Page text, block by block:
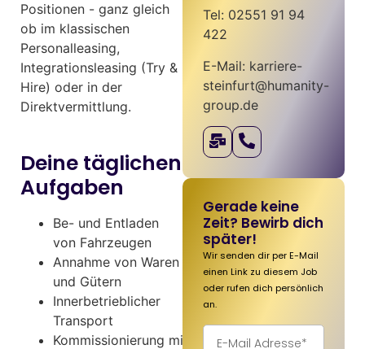
Positionen - ganz gleich
ob im klassischen
Personalleasing,
Integrationsleasing (Try &
Hire) oder in der
Direktvermittlung.
Deine täglichen
Aufgaben
Be- und Entladen
von Fahrzeugen
Annahme von Waren
und Gütern
Innerbetrieblicher
Transport
Kommissionierung mittels
Tel: 02551 91 94
422
E-Mail: karriere-
steinfurt@humanity-
group.de
Gerade keine
Zeit? Bewirb dich
später!
Wir senden dir per E-Mail
einen Link zu diesem Job
oder rufen dich persönlich
an.